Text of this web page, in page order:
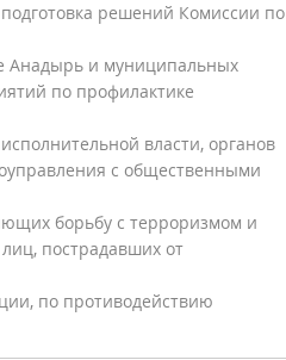
решений Комиссии по
Анадырь и муниципальных
по профилактике
власти, органов
с общественными
борьбу с терроризмом и
пострадавших от
по противодействию